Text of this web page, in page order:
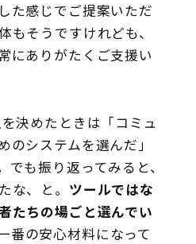
た感じでご提案いただ
もそうですけれども、
にありがたくご支援い
決めたときは「コミュ
のシステムを選んだ」
も振り返ってみると、
な、と。 ツールではな
たちの場ごと選んでい
の安心材料になって